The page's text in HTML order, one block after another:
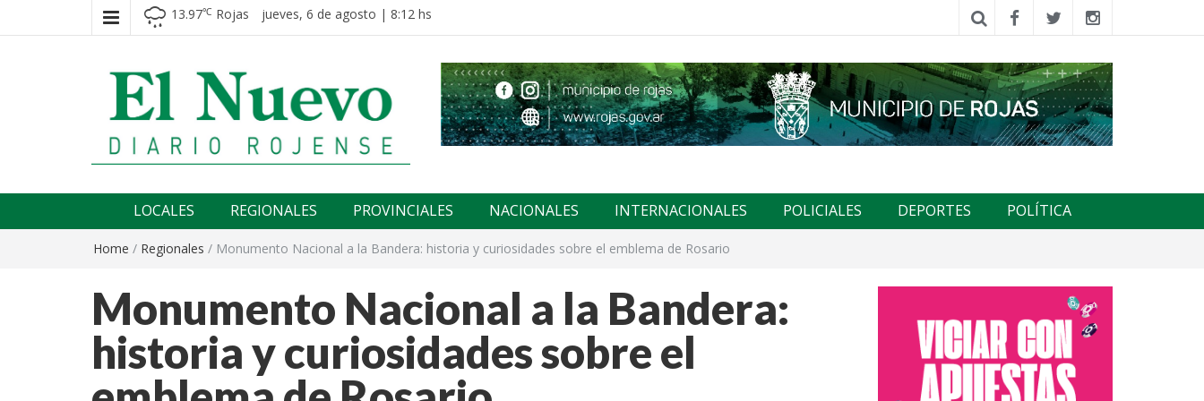
13.97℃ Rojas jueves, 6 de agosto | 8:12 hs
El nuevo rojense
LOCALES REGIONALES PROVINCIALES NACIONALES INTERNACIONALES POLICIALES DEPORTES POLÍTICA
Home / Regionales / Monumento Nacional a la Bandera: historia y curiosidades sobre el emblema de Rosario
Monumento Nacional a la Bandera:
historia y curiosidades sobre el